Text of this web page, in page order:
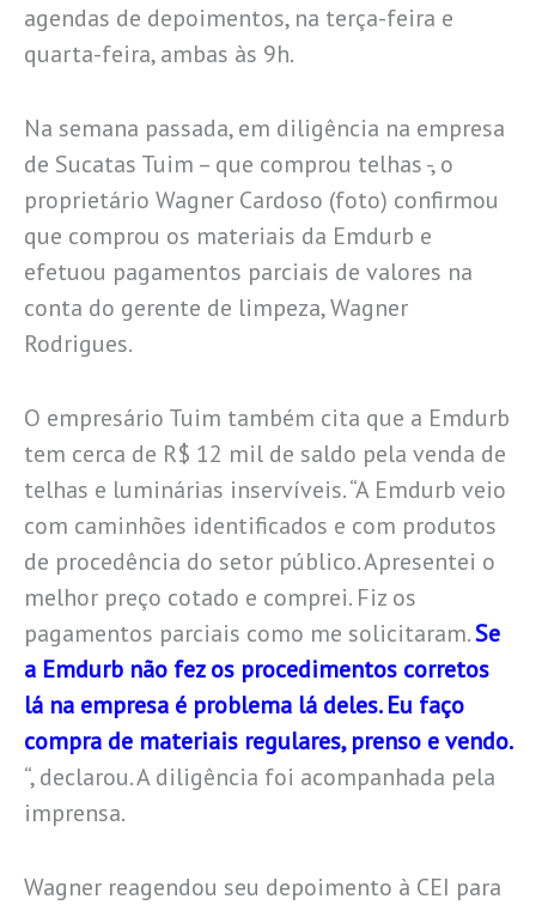
agendas de depoimentos, na terça-feira e
quarta-feira, ambas às 9h.
Na semana passada, em diligência na empresa
de Sucatas Tuim – que comprou telhas -, o
proprietário Wagner Cardoso (foto) confirmou
que comprou os materiais da Emdurb e
efetuou pagamentos parciais de valores na
conta do gerente de limpeza, Wagner
Rodrigues.
O empresário Tuim também cita que a Emdurb
tem cerca de R$ 12 mil de saldo pela venda de
telhas e luminárias inservíveis. “A Emdurb veio
com caminhões identificados e com produtos
de procedência do setor público. Apresentei o
melhor preço cotado e comprei. Fiz os
pagamentos parciais como me solicitaram.Se
a Emdurb não fez os procedimentos corretos
lá na empresa é problema lá deles. Eu faço
compra de materiais regulares, prenso e vendo.
“, declarou. A diligência foi acompanhada pela
imprensa.
Wagner reagendou seu depoimento à CEI para